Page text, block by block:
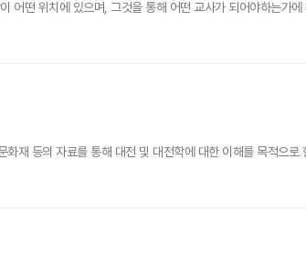
어떤 위치에 있으며, 그것을 통해 어떤 교사가 되어야하는가
재 등의 자료를 통해 대전 및 대전학에 대한 이해를 목적으